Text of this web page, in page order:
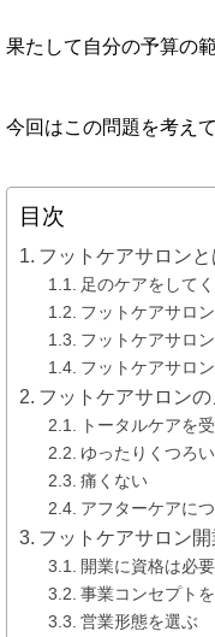
果たして自分の予算の
今回はこの問題を考えて
目次
フットケアサロンと
足のケアをして
フットケアサロ
フットケアサロ
フットケアサロ
フットケアサロンの
トータルケアを
ゆったりくつろ
痛くない
アフターケアに
フットケアサロン
開業に資格は必
事業コンセプト
営業形態を選ぶ